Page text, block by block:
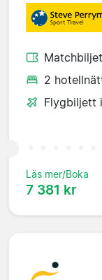
2
Flygbiljett
Läs mer/Boka
7 381 kr